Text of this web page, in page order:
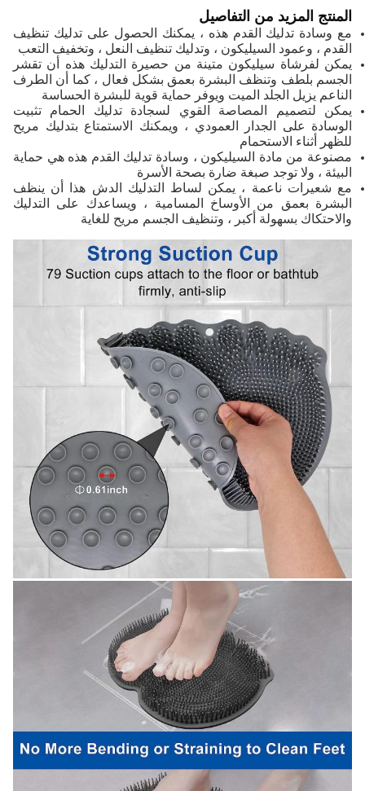
المنتج المزيد من التفاصيل
مع وسادة تدليك القدم هذه ، يمكنك الحصول على تدليك تنظيف
القدم ، وعمود السيليكون ، وتدليك تنظيف النعل ، وتخفيف التعب
يمكن لفرشاة سيليكون متينة من حصيرة التدليك هذه أن تقشر
الجسم بلطف وتنظف البشرة بعمق بشكل فعال ، كما أن الطرف
الناعم يزيل الجلد الميت ويوفر حماية قوية للبشرة الحساسة
يمكن لتصميم المصاصة القوي لسجادة تدليك الحمام تثبيت
الوسادة على الجدار العمودي ، ويمكنك الاستمتاع بتدليك مريح
للظهر أثناء الاستحمام
مصنوعة من مادة السيليكون ، وسادة تدليك القدم هذه هي حماية
البيئة ، ولا توجد صبغة ضارة بصحة الأسرة
مع شعيرات ناعمة ، يمكن لساط التدليك الدش هذا أن ينظف
البشرة بعمق من الأوساخ المسامية ، ويساعدك على التدليك
والاحتكاك بسهولة أكبر ، وتنظيف الجسم مريح للغاية